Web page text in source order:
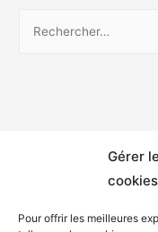
Gérer
cookies
Pour offrir les meilleures